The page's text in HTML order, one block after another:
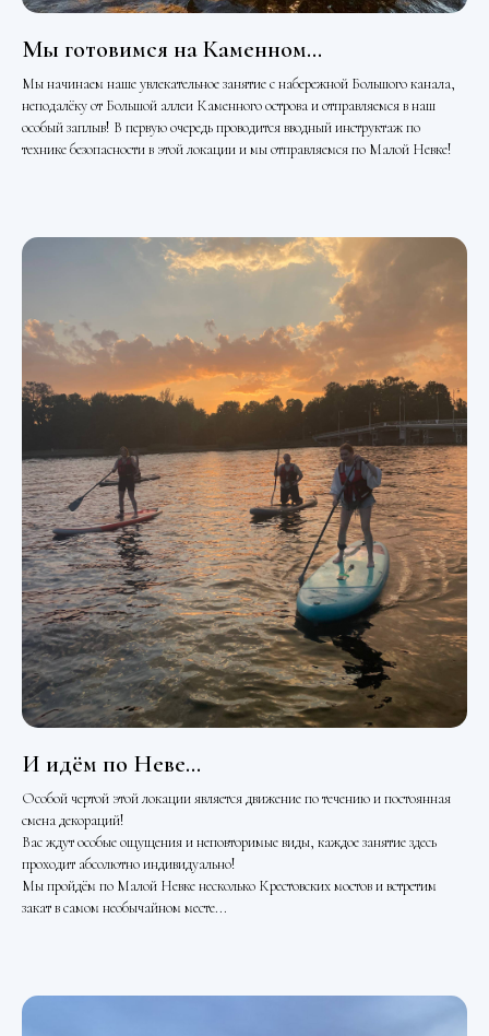
Мы готовимся на Каменном...
Мы начинаем наше увлекательное занятие с набережной Большого канала,
неподалёку от Большой аллеи Каменного острова и отправляемся в наш
особый заплыв! В первую очередь проводится вводный инструктаж по
технике безопасности в этой локации и мы отправляемся по Малой Невке!
И идём по Неве...
Особой чертой этой локации является движение по течению и постоянная
смена декораций!
Вас ждут особые ощущения и неповторимые виды, каждое занятие здесь
проходит абсолютно индивидуально!
Мы пройдём по Малой Невке несколько Крестовских мостов и встретим
закат в самом необычайном месте...